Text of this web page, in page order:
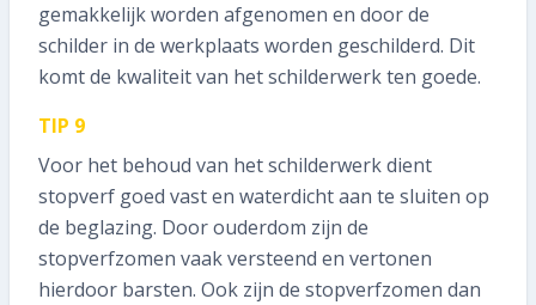
gemakkelijk worden afgenomen en door de
schilder in de werkplaats worden geschilderd. Dit
komt de kwaliteit van het schilderwerk ten goede.
TIP 9
Voor het behoud van het schilderwerk dient
stopverf goed vast en waterdicht aan te sluiten op
de beglazing. Door ouderdom zijn de
stopverfzomen vaak versteend en vertonen
hierdoor barsten. Ook zijn de stopverfzomen dan